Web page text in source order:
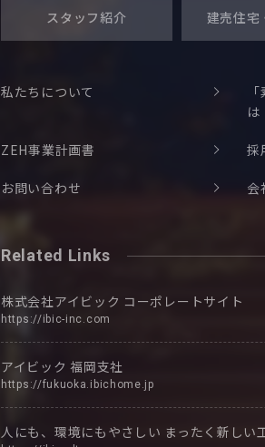
スタッフ紹介 建売住宅
私たちについて
は
ZEH事業計画書 採
お問い合わせ 会
Related Links
株式会社アイビック コーポレートサイト
https://ibic-inc.com
アイビック 福岡支社
https://fukuoka.ibichome.jp
人にも、環境にもやさしい まったく新しい